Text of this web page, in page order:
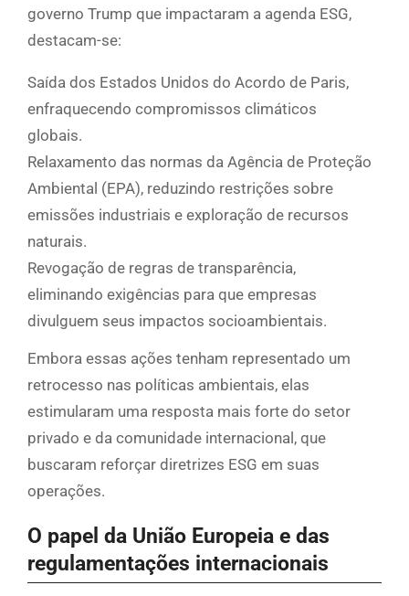
governo Trump que impactaram a agenda ESG,
destacam-se:
Saída dos Estados Unidos do Acordo de Paris,
enfraquecendo compromissos climáticos
globais.
Relaxamento das normas da Agência de Proteção
Ambiental (EPA), reduzindo restrições sobre
emissões industriais e exploração de recursos
naturais.
Revogação de regras de transparência,
eliminando exigências para que empresas
divulguem seus impactos socioambientais.
Embora essas ações tenham representado um
retrocesso nas políticas ambientais, elas
estimularam uma resposta mais forte do setor
privado e da comunidade internacional, que
buscaram reforçar diretrizes ESG em suas
operações.
O papel da União Europeia e das
regulamentações internacionais